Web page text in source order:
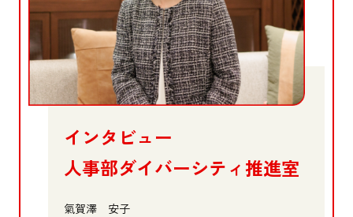
インタビュー
人事部ダイバーシティ推進室
氣賀澤 安子